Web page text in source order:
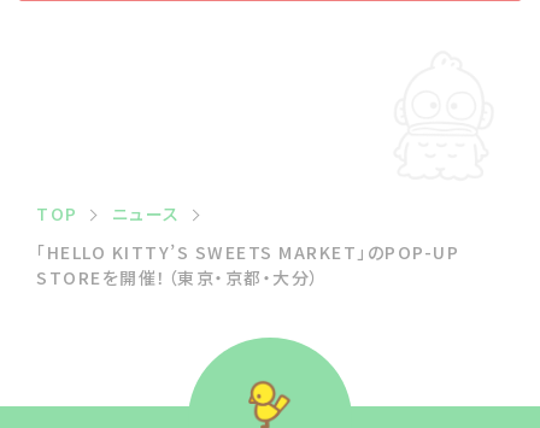
TOP
ニュース
「HELLO KITTY’S SWEETS MARKET」のPOP-UP
STOREを開催！（東京・京都・大分）